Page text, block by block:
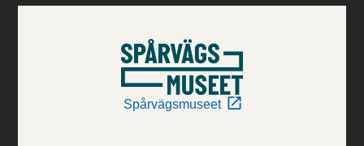
Spårvägsmuseet